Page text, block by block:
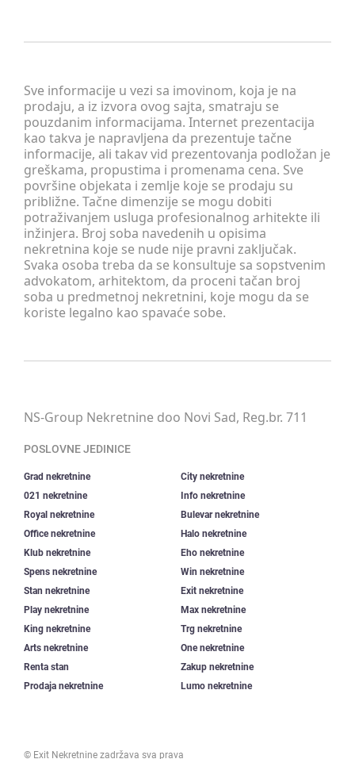
Sve informacije u vezi sa imovinom, koja je na
prodaju, a iz izvora ovog sajta, smatraju se
pouzdanim informacijama. Internet prezentacija
kao takva je napravljena da prezentuje tačne
informacije, ali takav vid prezentovanja podložan je
greškama, propustima i promenama cena. Sve
površine objekata i zemlje koje se prodaju su
približne. Tačne dimenzije se mogu dobiti
potraživanjem usluga profesionalnog arhitekte ili
inžinjera. Broj soba navedenih u opisima
nekretnina koje se nude nije pravni zaključak.
Svaka osoba treba da se konsultuje sa sopstvenim
advokatom, arhitektom, da proceni tačan broj
soba u predmetnoj nekretnini, koje mogu da se
koriste legalno kao spavaće sobe.
NS-Group Nekretnine doo Novi Sad, Reg.br. 711
POSLOVNE JEDINICE
Grad nekretnine
City nekretnine
021 nekretnine
Info nekretnine
Royal nekretnine
Bulevar nekretnine
Office nekretnine
Halo nekretnine
Klub nekretnine
Eho nekretnine
Spens nekretnine
Win nekretnine
Stan nekretnine
Exit nekretnine
Play nekretnine
Max nekretnine
King nekretnine
Trg nekretnine
Arts nekretnine
One nekretnine
Renta stan
Zakup nekretnine
Prodaja nekretnine
Lumo nekretnine
© Exit Nekretnine zadržava sva prava